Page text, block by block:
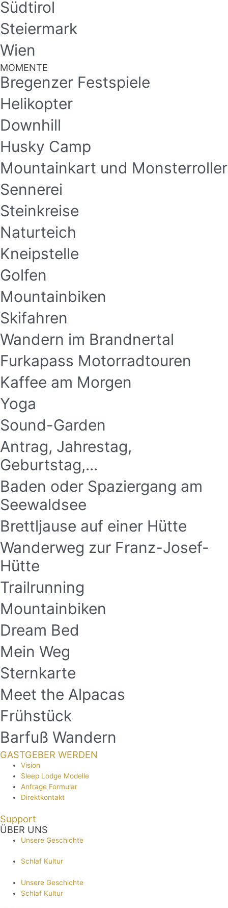
Südtirol
Steiermark
Wien
MOMENTE
Bregenzer Festspiele
Helikopter
Downhill
Husky Camp
Mountainkart und Monsterroller
Sennerei
Steinkreise
Naturteich
Kneipstelle
Golfen
Mountainbiken
Skifahren
Wandern im Brandnertal
Furkapass Motorradtouren
Kaffee am Morgen
Yoga
Sound-Garden
Antrag, Jahrestag,
Geburtstag,...
Baden oder Spaziergang am
Seewaldsee
Brettljause auf einer Hütte
Wanderweg zur Franz-Josef-
Hütte
Trailrunning
Mountainbiken
Dream Bed
Mein Weg
Sternkarte
Meet the Alpacas
Frühstück
Barfuß Wandern
GASTGEBER WERDEN
Vision
Sleep Lodge Modelle
Anfrage Formular
Direktkontakt
Support
ÜBER UNS
Unsere Geschichte
Schlaf Kultur
Unsere Geschichte
Schlaf Kultur